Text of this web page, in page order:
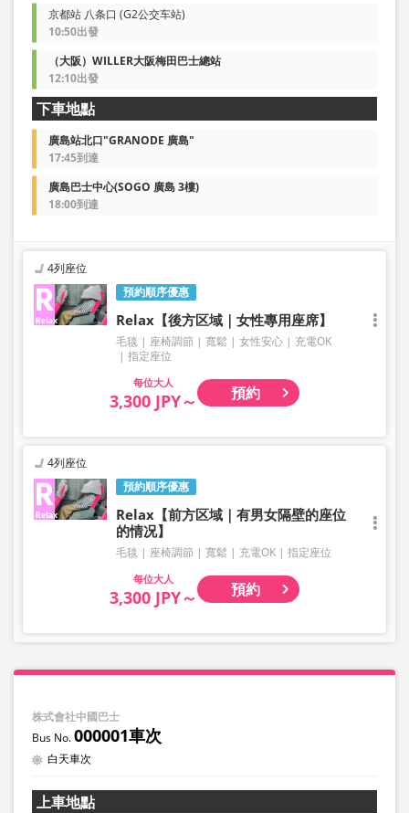
京都站 八条口 (G2公交车站)
10:50出發
（大阪）WILLER大阪梅田巴士總站
12:10出發
下車地點
廣島站北口"GRANODE 廣島"
17:45到達
廣島巴士中心(SOGO 廣島 3樓)
18:00到達
預約順序優惠
4列座位
Relax【後方区域｜女性專用座席】
毛毯 座椅調節 寬鬆 女性安心
充電OK
指定座位
大人
3,300 JPY～ 預約
預約順序優惠
4列座位
Relax【前方区域｜有男女隔壁的座位
的情况】
毛毯 座椅調節 寬鬆 充電OK 指定座位
大人
3,300 JPY～ 預約
株式會社中國巴士
000001車次
白天車次
上車地點